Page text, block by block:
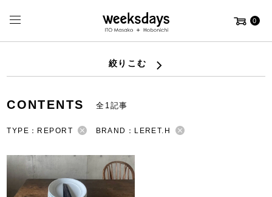
0
絞りこむ
CONTENTS 全1記事
TYPE：REPORT BRAND：LERET.H